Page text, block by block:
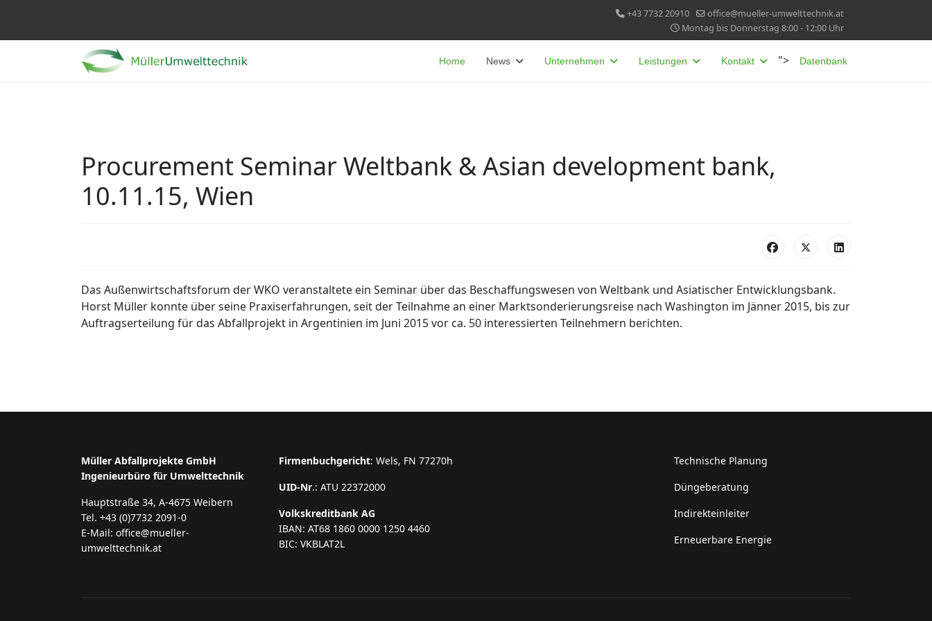
+43 7732 20910
office@mueller-umwelttechnik.at
Montag bis Donnerstag 8:00 - 12:00 Uhr
Home News Unternehmen Leistungen Kontakt "> Datenbank
Procurement Seminar Weltbank & Asian development bank,
10.11.15, Wien
Das Außenwirtschaftsforum der WKO veranstaltete ein Seminar über das Beschaffungswesen von Weltbank und Asiatischer Entwicklungsbank.
Horst Müller konnte über seine Praxiserfahrungen, seit der Teilnahme an einer Marktsonderierungsreise nach Washington im Jänner 2015, bis zur
Auftragserteilung für das Abfallprojekt in Argentinien im Juni 2015 vor ca. 50 interessierten Teilnehmern berichten.
Müller Abfallprojekte GmbH
Ingenieurbüro für Umwelttechnik
Hauptstraße 34, A-4675 Weibern
Tel. +43 (0)7732 2091-0
E-Mail: office@mueller-
umwelttechnik.at
Firmenbuchgericht: Wels, FN 77270h
UID-Nr.: ATU 22372000
Volkskreditbank AG
IBAN: AT68 1860 0000 1250 4460
BIC: VKBLAT2L
Technische Planung
Düngeberatung
Indirekteinleiter
Erneuerbare Energie